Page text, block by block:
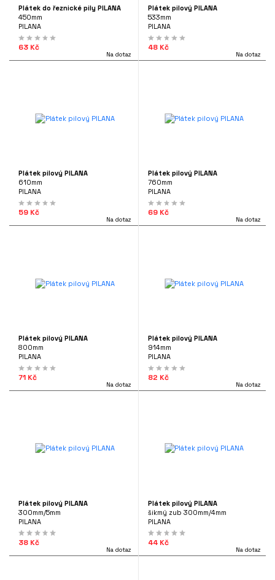
PILANA
Plátek do řeznické pily PILANA
450mm
PILANA
63 Kč
Na dotaz
Plátek pilový PILANA
533mm
PILANA
48 Kč
Na dotaz
Plátek pilový PILANA
610mm
PILANA
59 Kč
Na dotaz
Plátek pilový PILANA
760mm
PILANA
69 Kč
Na dotaz
Plátek pilový PILANA
800mm
PILANA
71 Kč
Na dotaz
Plátek pilový PILANA
914mm
PILANA
82 Kč
Na dotaz
Plátek pilový PILANA
300mm/5mm
PILANA
38 Kč
Na dotaz
Plátek pilový PILANA
šikmý zub 300mm/4mm
PILANA
44 Kč
Na dotaz